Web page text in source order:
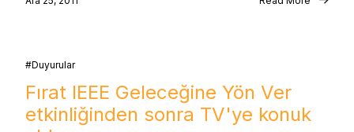
Duyurular
Fırat IEEE Geleceğine Yön Ver
etkinliğinden sonra TV'ye konuk